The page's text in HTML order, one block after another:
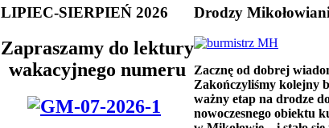
LIPIEC-SIERPIEŃ 2026
Zapraszamy do lektury
wakacyjnego numeru
Drodzy
Zacznę od dobrej
Zakończyliśmy kolejny
ważny etap na drodze
nowoczesnego obiektu